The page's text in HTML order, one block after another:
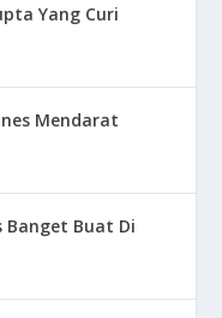
Yang Curi
Mendarat
Banget Buat Di